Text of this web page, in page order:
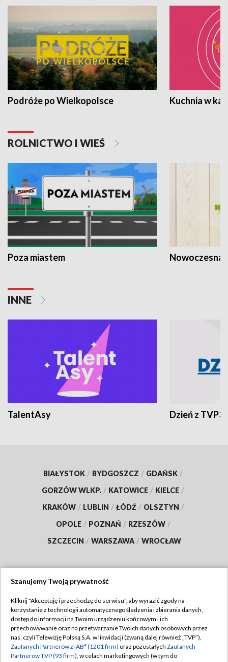
Podróże po Wielkopolsce Kuchnia w
ROLNICTWO I WIEŚ
Poza miastem Nowoczesna
INNE
TalentAsy Dzień z TVP3
BIAŁYSTOK / BYDGOSZCZ / GDAŃSK /
GORZÓW WLKP. / KATOWICE / KIELCE /
KRAKÓW / LUBLIN / ŁÓDŹ / OLSZTYN /
OPOLE / POZNAŃ / RZESZÓW /
SZCZECIN / WARSZAWA / WROCŁAW
TVP
Abonament TVP
Emisja w TVP
Regulamin TVP
Polityka prywatności
Szanujemy Twoją prywatność
Kliknij "Akceptuję i przechodzę do serwisu", aby wyrazić zgody na
korzystanie z technologii automatycznego śledzenia i zbierania danych,
dostęp do informacji na Twoim urządzeniu końcowym i ich
przechowywanie oraz na przetwarzanie Twoich danych osobowych przez
nas, czyli Telewizję Polską S.A. w likwidacji (zwaną dalej również „TVP”),
Zaufanych Partnerów z IAB* (1201 firm) oraz pozostałych Zaufanych
Partnerów TVP (93 firm), w celach marketingowych (w tym do